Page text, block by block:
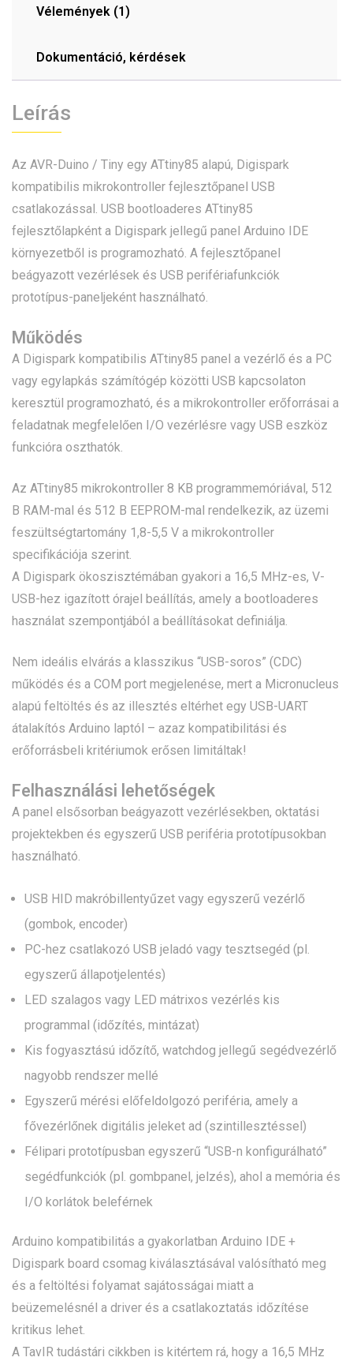
Vélemények (1)
Dokumentáció, kérdések
Leírás
Az AVR-Duino / Tiny egy ATtiny85 alapú, Digispark
kompatibilis mikrokontroller fejlesztőpanel USB
csatlakozással. USB bootloaderes ATtiny85
fejlesztőlapként a Digispark jellegű panel Arduino IDE
környezetből is programozható. A fejlesztőpanel
beágyazott vezérlések és USB perifériafunkciók
prototípus-paneljeként használható.
Működés
A Digispark kompatibilis ATtiny85 panel a vezérlő és a PC
vagy egylapkás számítógép közötti USB kapcsolaton
keresztül programozható, és a mikrokontroller erőforrásai a
feladatnak megfelelően I/O vezérlésre vagy USB eszköz
funkcióra oszthatók.
Az ATtiny85 mikrokontroller 8 KB programmemóriával, 512
B RAM-mal és 512 B EEPROM-mal rendelkezik, az üzemi
feszültségtartomány 1,8-5,5 V a mikrokontroller
specifikációja szerint.
A Digispark ökoszisztémában gyakori a 16,5 MHz-es, V-
USB-hez igazított órajel beállítás, amely a bootloaderes
használat szempontjából a beállításokat definiálja.
Nem ideális elvárás a klasszikus “USB-soros” (CDC)
működés és a COM port megjelenése, mert a Micronucleus
alapú feltöltés és az illesztés eltérhet egy USB-UART
átalakítós Arduino laptól – azaz kompatibilitási és
erőforrásbeli kritériumok erősen limitáltak!
Felhasználási lehetőségek
A panel elsősorban beágyazott vezérlésekben, oktatási
projektekben és egyszerű USB periféria prototípusokban
használható.
USB HID makróbillentyűzet vagy egyszerű vezérlő
(gombok, encoder)
PC-hez csatlakozó USB jeladó vagy tesztsegéd (pl.
egyszerű állapotjelentés)
LED szalagos vagy LED mátrixos vezérlés kis
programmal (időzítés, mintázat)
Kis fogyasztású időzítő, watchdog jellegű segédvezérlő
nagyobb rendszer mellé
Egyszerű mérési előfeldolgozó periféria, amely a
fővezérlőnek digitális jeleket ad (szintillesztéssel)
Félipari prototípusban egyszerű “USB-n konfigurálható”
segédfunkciók (pl. gombpanel, jelzés), ahol a memória és
I/O korlátok beleférnek
Arduino kompatibilitás a gyakorlatban Arduino IDE +
Digispark board csomag kiválasztásával valósítható meg
és a feltöltési folyamat sajátosságai miatt a
beüzemelésnél a driver és a csatlakoztatás időzítése
kritikus lehet.
A TavIR tudástári cikkben is kitértem rá, hogy a 16,5 MHz